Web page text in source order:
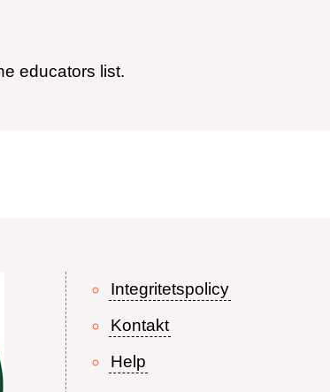
educators list.
Footer
Integritetspolicy
Kontakt
Help